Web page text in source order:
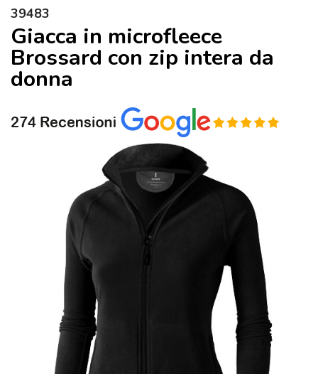
Home »
Brossard con zip intera da donna (39483)
39483
Giacca in microfleece
Brossard con zip intera da
donna